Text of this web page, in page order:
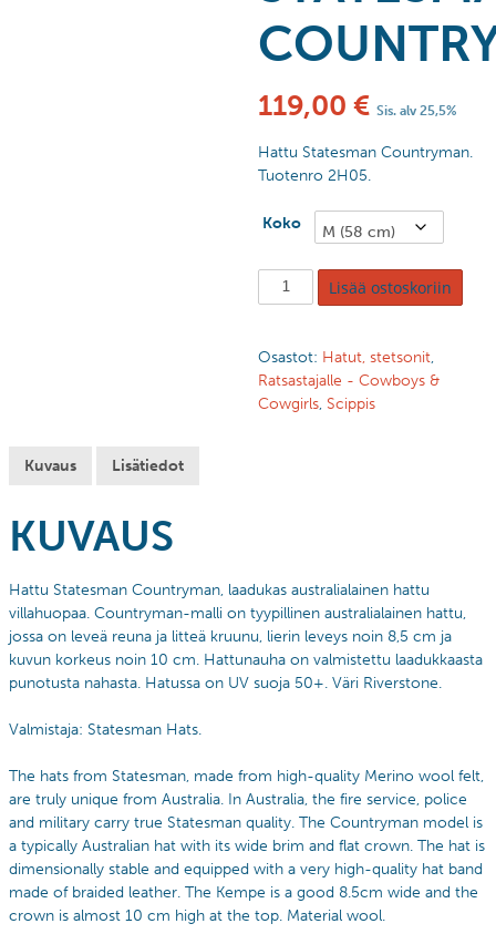
119,00 € Sis. alv 25,5%
Hattu Statesman Countryman.
Tuotenro 2H05.
Koko
Lisää ostoskoriin
Osastot: Hatut, stetsonit,
Ratsastajalle - Cowboys &
Cowgirls, Scippis
Kuvaus Lisätiedot
KUVAUS
Hattu Statesman Countryman, laadukas australialainen hattu
villahuopaa. Countryman-malli on tyypillinen australialainen hattu,
jossa on leveä reuna ja litteä kruunu, lierin leveys noin 8,5 cm ja
kuvun korkeus noin 10 cm. Hattunauha on valmistettu laadukkaasta
punotusta nahasta. Hatussa on UV suoja 50+. Väri Riverstone.
Valmistaja: Statesman Hats.
The hats from Statesman, made from high-quality Merino wool felt,
are truly unique from Australia. In Australia, the fire service, police
and military carry true Statesman quality. The Countryman model is
a typically Australian hat with its wide brim and flat crown. The hat is
dimensionally stable and equipped with a very high-quality hat band
made of braided leather. The Kempe is a good 8.5cm wide and the
crown is almost 10 cm high at the top. Material wool.